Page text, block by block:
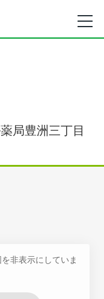
局豊洲三丁目
非表示にしていま